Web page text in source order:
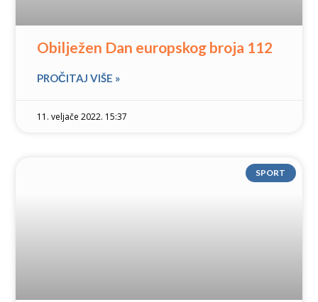
Obilježen Dan europskog broja 112
PROČITAJ VIŠE »
11. veljače 2022. 15:37
SPORT